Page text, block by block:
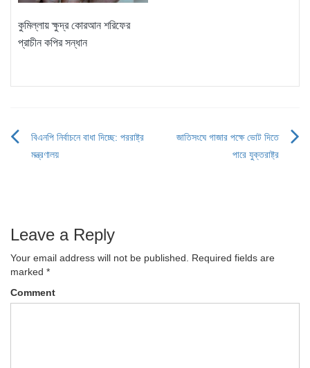
কুমিল্লায় ক্ষুদ্র কোরআন শরিফের
প্রাচীন কপির সন্ধান
Post
বিএনপি নির্বাচনে বাধা দিচ্ছে: পররাষ্ট্র
মন্ত্রণালয়
জাতিসংঘে গাজার পক্ষে ভোট দিতে
পারে যুক্তরাষ্ট্র
Leave a Reply
Your email address will not be published.
Required fields are
marked *
Comment